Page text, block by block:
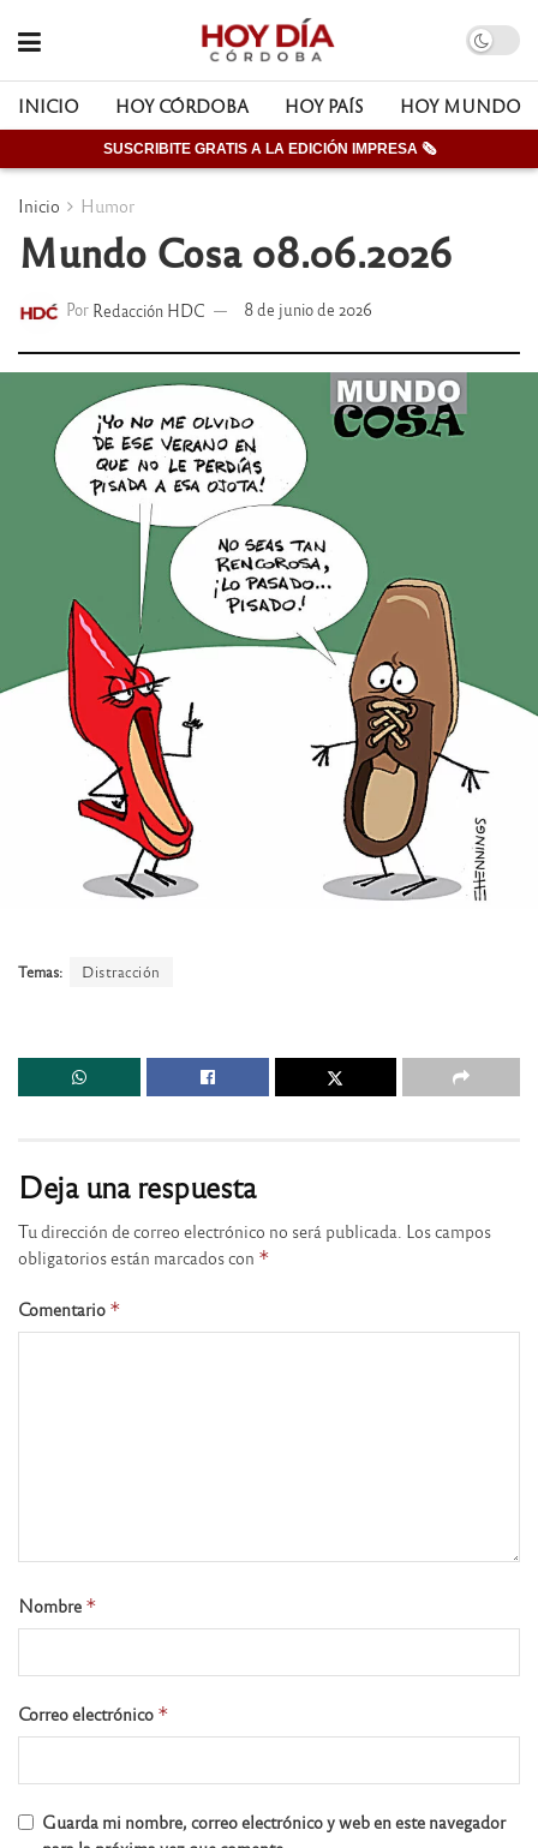
INICIO HOY CÓRDOBA HOY PAÍS HOY MUNDO
SUSCRIBITE GRATIS A LA EDICIÓN IMPRESA 🗞
Inicio Humor
Mundo Cosa 08.06.2026
Por Redacción HDC 8 de junio de 2026
Temas: Distracción
Deja una respuesta
Tu dirección de correo electrónico no será publicada. Los campos
obligatorios están marcados con *
Comentario *
Nombre *
Correo electrónico *
Guarda mi nombre, correo electrónico y web en este navegador